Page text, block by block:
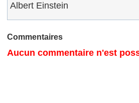
Albert Einstein
Commentaires
Aucun commentaire n'est